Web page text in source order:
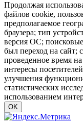
Продолжая
файлов cookie,
предполагаемое
браузера; тип
версия ОС;
был переход на сайт;
проведенное время
интересы
улучшения
статистических
использованием
OK